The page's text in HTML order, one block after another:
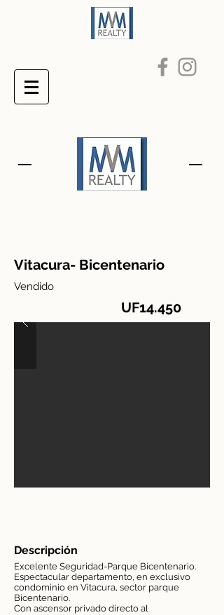
Vitacura- Bicentenario
Vendido
UF14.450
Descripción
Excelente Seguridad-Parque Bicentenario.
Espectacular departamento, en exclusivo
condominio en Vitacura, sector parque
Bicentenario.
Con ascensor privado directo al